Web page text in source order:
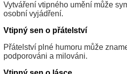
Vytváření vtipného umění může
osobní vyjádření.
Vtipný sen o přátelství
Přátelství plné humoru může
podporováni a milováni.